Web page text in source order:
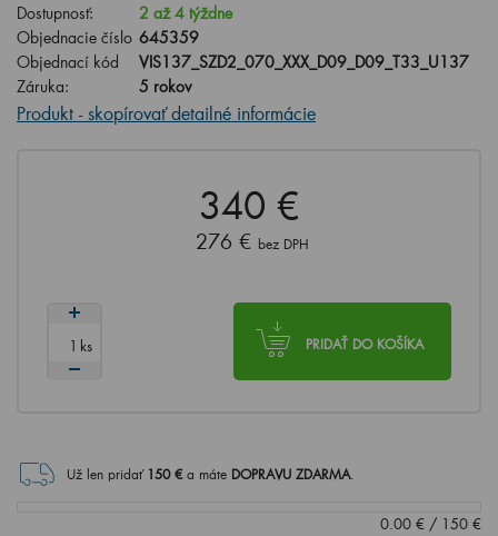
Dostupnosť:
2 až 4 týždne
Objednacie číslo 645359
Objednací kód
VIS137_SZD2_070_XXX_D09_D09_T33_U137
Záruka:
5 rokov
Produkt - skopírovať detailné informácie
340 €
276 € bez DPH
PRIDAŤ DO KOŠÍKA
ks
Už len pridať 150€ a máte DOPRAVU ZDARMA.
0.00 € / 150 €